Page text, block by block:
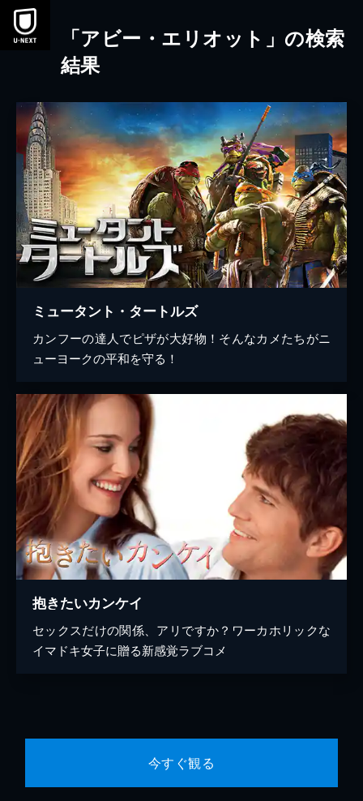
本文へスキップ
「アビー・エリオット」の検索
結果
ミュータント・タートルズ
カンフーの達人でピザが大好物！そんなカメたちがニ
ューヨークの平和を守る！
抱きたいカンケイ
セックスだけの関係、アリですか？ワーカホリックな
イマドキ女子に贈る新感覚ラブコメ
今すぐ観る